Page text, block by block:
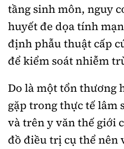
Email:
bandoc@baoxaydung.vn
Cấm sao chép dưới mọi hình
chấp thuận bằng văn bản.
soạn
tầng sinh môn, nguy
huyết đe dọa tính
định phẫu thuật cấp
để kiểm soát nhiễm
Do là một tổn thương
gặp trong thực tế lâm
và trên y văn thế giới
đồ điều trị cụ thể nên